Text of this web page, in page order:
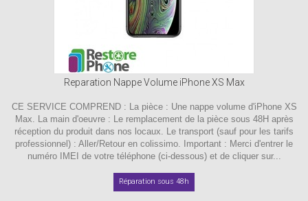
Reparation Nappe Volume iPhone XS Max
CE SERVICE COMPREND : La pièce : Une nappe volume d'iPhone XS
Max. La main d'oeuvre : Le remplacement de la pièce sous 48H après
réception du produit dans nos locaux. Le transport (sauf pour les tarifs
professionnel) : Aller/Retour en colissimo. Important : Merci d'entrer le
numéro IMEI de votre téléphone (ci-dessous) et de cliquer sur...
Réparation sous 48h